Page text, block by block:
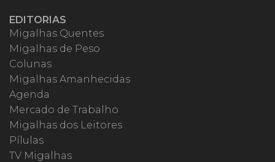
EDITORIAS
Migalhas Quentes
Migalhas de Peso
Colunas
Migalhas Amanhecidas
Agenda
Mercado de Trabalho
Migalhas dos Leitores
Pílulas
TV Migalhas